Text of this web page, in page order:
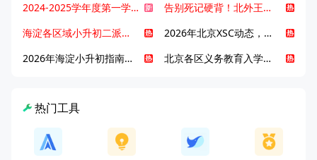
2024-2025学年度第一学期北京各区期末考试真题试卷汇总
告别死记硬背！北外王牌精读词汇课，帮孩子突破英语词汇难关
海淀各区域小升初二派全攻略合集！区域一至五志愿填报、升学策略详解
2026年北京XSC动态，持续更新中ing...
2026年海淀小升初指南，一文了解招生政策要点
北京各区义务教育入学咨询电话汇总，25年小升初家长提前收藏
热门工具